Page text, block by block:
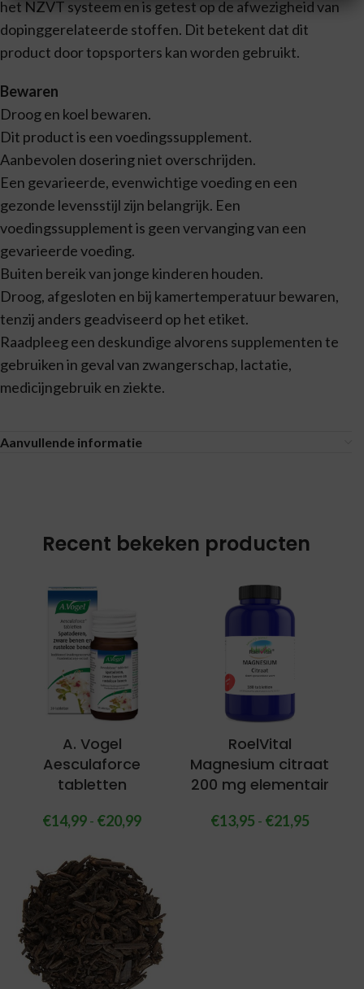
het NZVT systeem en is getest op de afwezigheid van
dopinggerelateerde stoffen. Dit betekent dat dit
product door topsporters kan worden gebruikt.
Bewaren
Droog en koel bewaren.
Dit product is een voedingssupplement.
Aanbevolen dosering niet overschrijden.
Een gevarieerde, evenwichtige voeding en een
gezonde levensstijl zijn belangrijk. Een
voedingssupplement is geen vervanging van een
gevarieerde voeding.
Buiten bereik van jonge kinderen houden.
Droog, afgesloten en bij kamertemperatuur bewaren,
tenzij anders geadviseerd op het etiket.
Raadpleeg een deskundige alvorens supplementen te
gebruiken in geval van zwangerschap, lactatie,
medicijngebruik en ziekte.
Aanvullende informatie
Recent bekeken producten
A. Vogel
Aesculaforce
tabletten
€14,99- €20,99
RoelVital
Magnesium citraat
200 mg elementair
€13,95 - €21,95